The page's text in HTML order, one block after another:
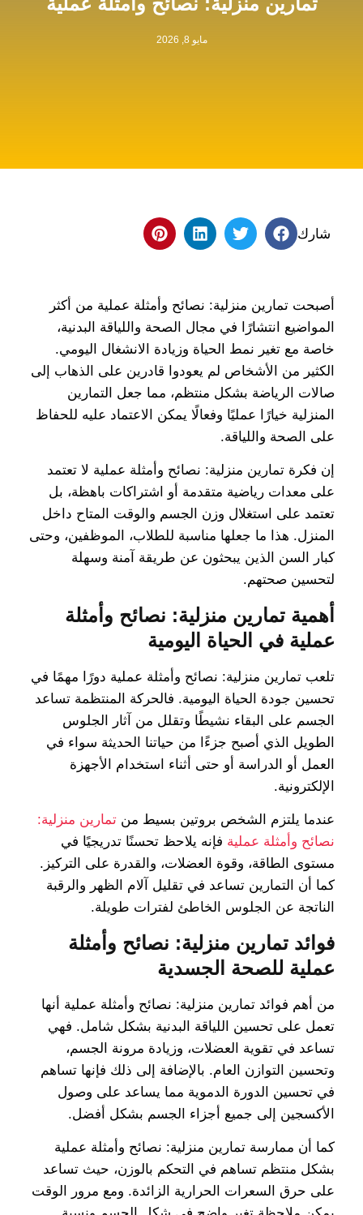
مايو 8, 2026
شارك
أصبحت تمارين منزلية: نصائح وأمثلة عملية من أكثر
المواضيع انتشارًا في مجال الصحة واللياقة البدنية،
خاصة مع تغير نمط الحياة وزيادة الانشغال اليومي.
الكثير من الأشخاص لم يعودوا قادرين على الذهاب إلى
صالات الرياضة بشكل منتظم، مما جعل التمارين
المنزلية خيارًا عمليًا وفعالًا يمكن الاعتماد عليه للحفاظ
على الصحة واللياقة.
إن فكرة تمارين منزلية: نصائح وأمثلة عملية لا تعتمد
على معدات رياضية متقدمة أو اشتراكات باهظة، بل
تعتمد على استغلال وزن الجسم والوقت المتاح داخل
المنزل. هذا ما جعلها مناسبة للطلاب، الموظفين، وحتى
كبار السن الذين يبحثون عن طريقة آمنة وسهلة
لتحسين صحتهم.
أهمية تمارين منزلية: نصائح وأمثلة
عملية في الحياة اليومية
تلعب تمارين منزلية: نصائح وأمثلة عملية دورًا مهمًا في
تحسين جودة الحياة اليومية. فالحركة المنتظمة تساعد
الجسم على البقاء نشيطًا وتقلل من آثار الجلوس
الطويل الذي أصبح جزءًا من حياتنا الحديثة سواء في
العمل أو الدراسة أو حتى أثناء استخدام الأجهزة
الإلكترونية.
عندما يلتزم الشخص بروتين بسيط من تمارين منزلية:
نصائح وأمثلة عملية فإنه يلاحظ تحسنًا تدريجيًا في
مستوى الطاقة، وقوة العضلات، والقدرة على التركيز.
كما أن التمارين تساعد في تقليل آلام الظهر والرقبة
الناتجة عن الجلوس الخاطئ لفترات طويلة.
فوائد تمارين منزلية: نصائح وأمثلة
عملية للصحة الجسدية
من أهم فوائد تمارين منزلية: نصائح وأمثلة عملية أنها
تعمل على تحسين اللياقة البدنية بشكل شامل. فهي
تساعد في تقوية العضلات، وزيادة مرونة الجسم،
وتحسين التوازن العام. بالإضافة إلى ذلك فإنها تساهم
في تحسين الدورة الدموية مما يساعد على وصول
الأكسجين إلى جميع أجزاء الجسم بشكل أفضل.
كما أن ممارسة تمارين منزلية: نصائح وأمثلة عملية
بشكل منتظم تساهم في التحكم بالوزن، حيث تساعد
على حرق السعرات الحرارية الزائدة. ومع مرور الوقت